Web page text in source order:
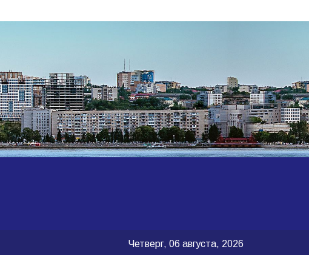
Четверг, 06 августа, 2026